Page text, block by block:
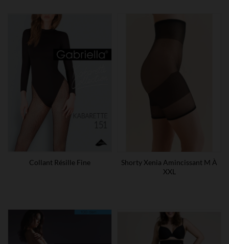
Collant Résille Fine
Shorty Xenia Amincissant M À
XXL